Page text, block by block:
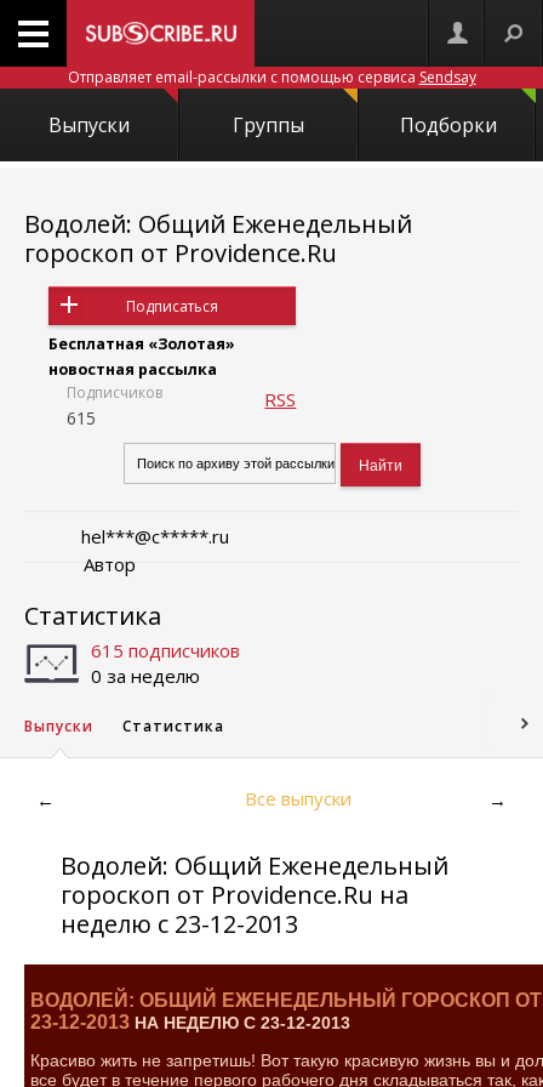
Отправляет email-рассылки с помощью сервиса Sendsay
Выпуски Группы Подборки
Водолей: Общий Еженедельный
гороскоп от Providence.Ru
Подписаться
Бесплатная «Золотая»
новостная рассылка
Подписчиков
615
RSS
Автор
hel***@c*****.ru
Статистика
615 подписчиков
0 за неделю
Выпуски Статистика
← Все выпуски →
Водолей: Общий Еженедельный
гороскоп от Providence.Ru на
неделю с 23-12-2013
ВОДОЛЕЙ: ОБЩИЙ ЕЖЕНЕДЕЛЬНЫЙ ГОРОСКОП ОТ
23-12-2013 НА НЕДЕЛЮ С 23-12-2013
Красиво жить не запретишь! Вот такую красивую жизнь вы и
все будет в течение первого рабочего дня складываться так,